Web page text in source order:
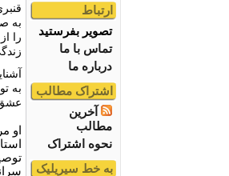
ارتباط
تصویر بفرستید
تماس با ما
درباره ما
اشتراک مطالب
آخرین
مطالب
نحوه اشتراک
به خط سیریلیک
به
را
به
او